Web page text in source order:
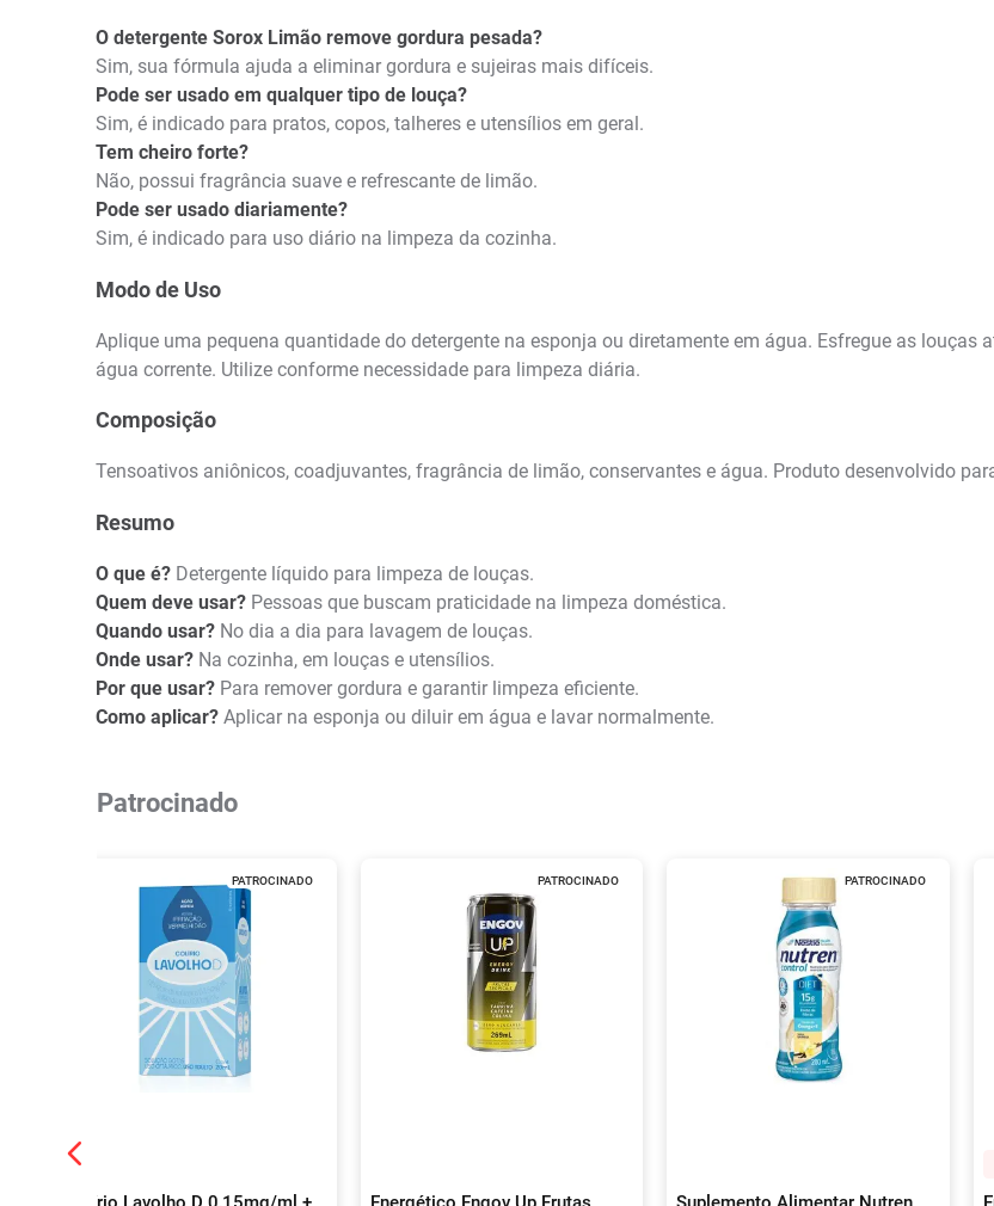
O detergente Sorox Limão remove gordura pesada?
Sim, sua fórmula ajuda a eliminar gordura e sujeiras mais difíceis.
Pode ser usado em qualquer tipo de louça?
Sim, é indicado para pratos, copos, talheres e utensílios em geral.
Tem cheiro forte?
Não, possui fragrância suave e refrescante de limão.
Pode ser usado diariamente?
Sim, é indicado para uso diário na limpeza da cozinha.
Modo de Uso
Aplique uma pequena quantidade do detergente na esponja ou diretamente em água. Esfregue as louças
água corrente. Utilize conforme necessidade para limpeza diária.
Composição
Tensoativos aniônicos, coadjuvantes, fragrância de limão, conservantes e água. Produto desenvolvido
Resumo
O que é? Detergente líquido para limpeza de louças.
Quem deve usar? Pessoas que buscam praticidade na limpeza doméstica.
Quando usar? No dia a dia para lavagem de louças.
Onde usar? Na cozinha, em louças e utensílios.
Por que usar? Para remover gordura e garantir limpeza eficiente.
Como aplicar? Aplicar na esponja ou diluir em água e lavar normalmente.
Patrocinado
PATROCINADO PATROCINADO PATROCINADO